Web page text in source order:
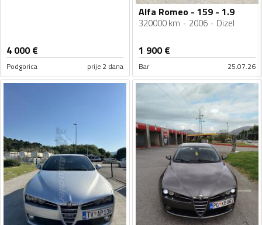
4 000€
Podgorica prije 2 dana
Alfa Romeo - 159 - 1.9
320000 km 2006 Dizel
1 900€
Bar 25.07.26